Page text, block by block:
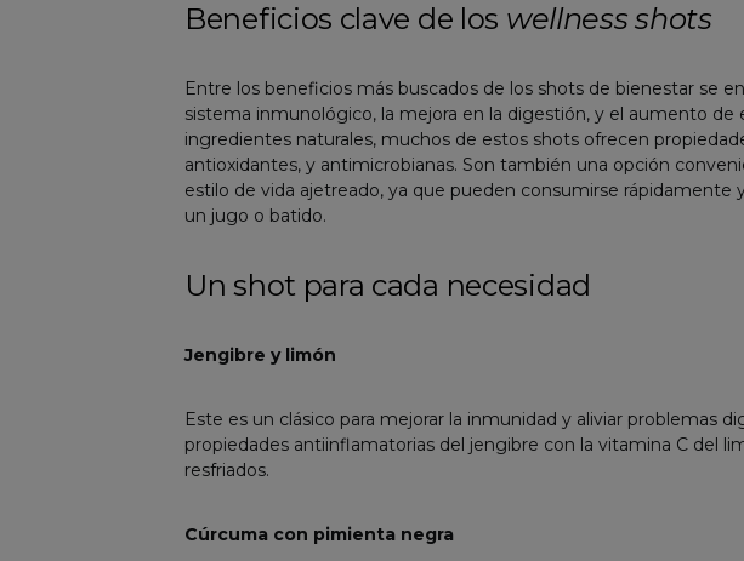
Beneficios clave de los wellness shots
Entre los beneficios más buscados de los shots de bienestar se
sistema inmunológico, la mejora en la digestión, y el aumento de
ingredientes naturales, muchos de estos shots ofrecen
antioxidantes, y antimicrobianas. Son también una opción
estilo de vida ajetreado, ya que pueden consumirse rápidamente
un jugo o batido.
Un shot para cada necesidad
Jengibre y limón
Este es un clásico para mejorar la inmunidad y aliviar problemas
propiedades antiinflamatorias del jengibre con la vitamina C del
resfriados.
Cúrcuma con pimienta negra